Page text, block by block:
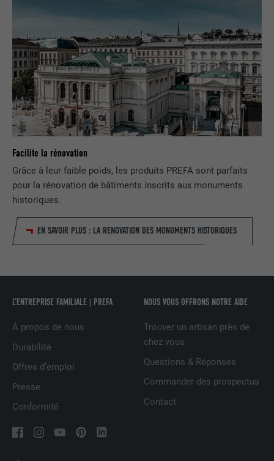
Facilite la rénovation
Grâce à leur faible poids, les produits PREFA sont parfaits
pour la rénovation de bâtiments inscrits aux monuments
historiques.
EN SAVOIR PLUS : LA RÉNOVATION DES MONUMENTS HISTORIQUES
L’ENTREPRISE FAMILIALE | PREFA
À propos de nous
Durabilité
Offres d’emploi
Presse
Conformité
NOUS VOUS OFFRONS NOTRE AIDE
Trouver un artisan près de
chez vous
Questions & Réponses
Commander des prospectus
Contact
LinkedIn
EXPIRATION 29 jours
UTILITÉ
Est utilisé pour suivre l'utilisateur sur
plusieurs sites Internet afin d'afficher de
la publicité adaptée aux préférences de
l'utilisateur.
NOM lidc
EXPIRATION 1 jour
Utilisé par le service de réseau social
services intégrés
FOURNISSEUR
EXPIRATION
UTILITÉ
Est utilisé pour garantir que le même
tous les cookies dans ce navigateur